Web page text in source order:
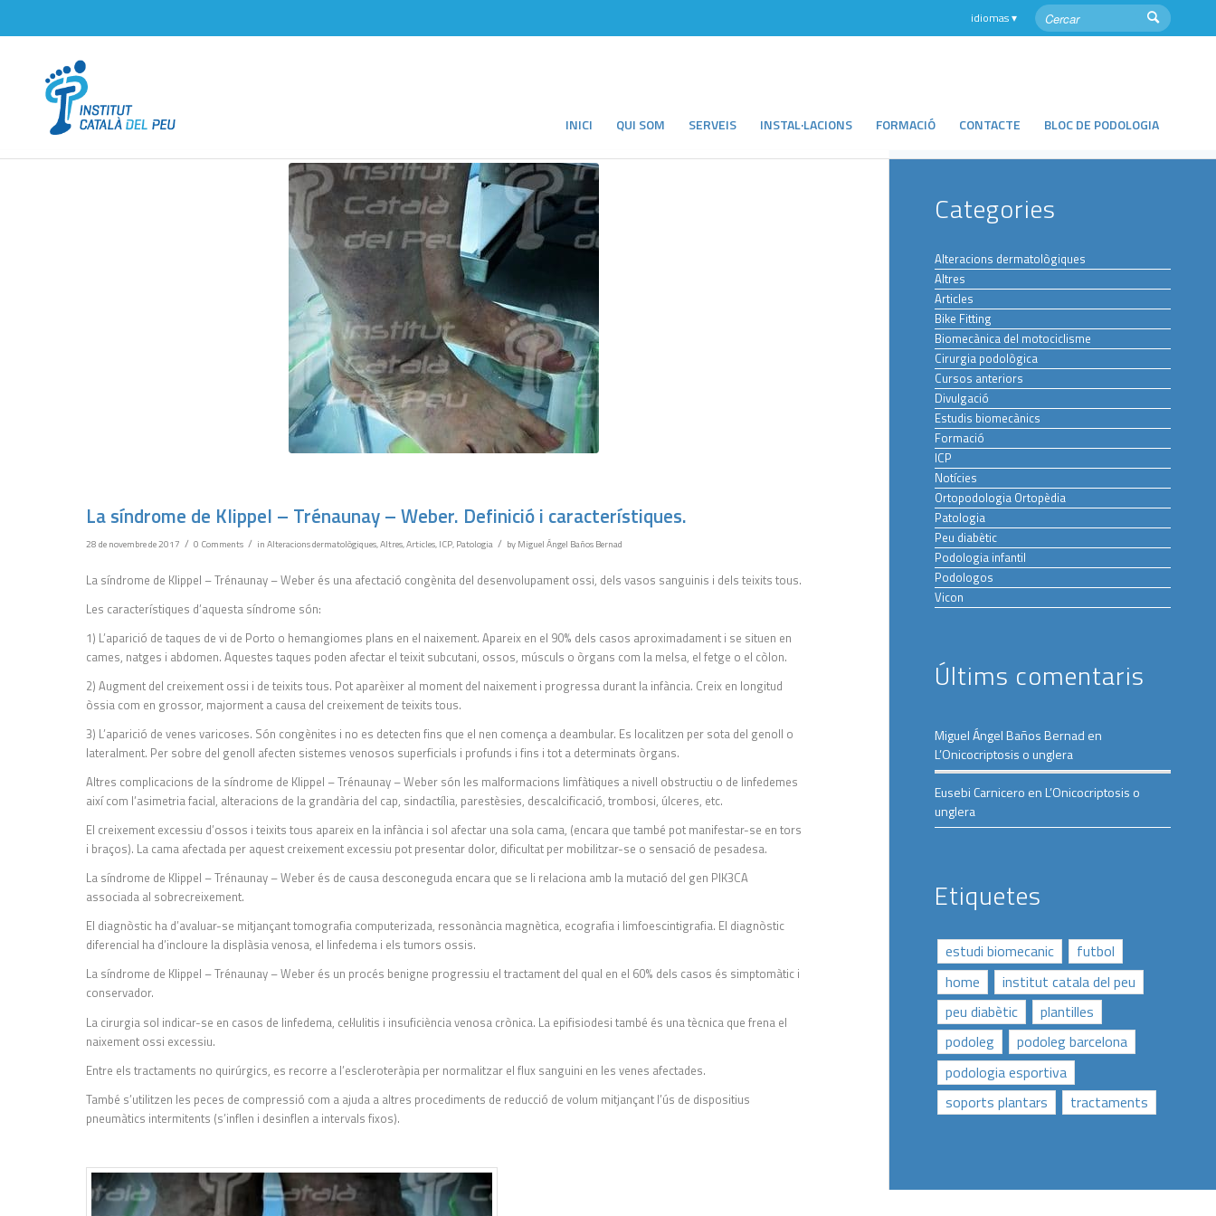
INICI QUI SOM SERVEIS INSTAL·LACIONS FORMACIÓ CONTACTE BLOC DE PODOLOGIA
La síndrome de Klippel – Trénaunay – Weber. Definició i característiques.
28 de novembre de 2017 / 0 Comments / inAlteracions dermatològiques,Altres,Articles,ICP,Patologia / byMiguel Ángel Baños Bernad
La síndrome de Klippel – Trénaunay – Weber és una afectació congènita del desenvolupament ossi, dels vasos sanguinis i dels teixits tous.
Les característiques d’aquesta síndrome són:
1) L’aparició de taques de vi de Porto o hemangiomes plans en el naixement. Apareix en el 90% dels casos aproximadament i se situen en
cames, natges i abdomen. Aquestes taques poden afectar el teixit subcutani, ossos, músculs o òrgans com la melsa, el fetge o el còlon.
2) Augment del creixement ossi i de teixits tous. Pot aparèixer al moment del naixement i progressa durant la infància. Creix en longitud
òssia com en grossor, majorment a causa del creixement de teixits tous.
3) L’aparició de venes varicoses. Són congènites i no es detecten fins que el nen comença a deambular. Es localitzen per sota del genoll o
lateralment. Per sobre del genoll afecten sistemes venosos superficials i profunds i fins i tot a determinats òrgans.
Altres complicacions de la síndrome de Klippel – Trénaunay – Weber són les malformacions limfàtiques a nivell obstructiu o de linfedemes
així com l’asimetria facial, alteracions de la grandària del cap, sindactília, parestèsies, descalcificació, trombosi, úlceres, etc.
El creixement excessiu d’ossos i teixits tous apareix en la infància i sol afectar una sola cama, (encara que també pot manifestar-se en tors
i braços). La cama afectada per aquest creixement excessiu pot presentar dolor, dificultat per mobilitzar-se o sensació de pesadesa.
La síndrome de Klippel – Trénaunay – Weber és de causa desconeguda encara que se li relaciona amb la mutació del gen PIK3CA
associada al sobrecreixement.
El diagnòstic ha d’avaluar-se mitjançant tomografia computerizada, ressonància magnètica, ecografia i limfoescintigrafia. El diagnòstic
diferencial ha d’incloure la displàsia venosa, el linfedema i els tumors ossis.
La síndrome de Klippel – Trénaunay – Weber és un procés benigne progressiu el tractament del qual en el 60% dels casos és simptomàtic i
conservador.
La cirurgia sol indicar-se en casos de linfedema, cel·lulitis i insuficiència venosa crònica. La epifisiodesi també és una tècnica que frena el
naixement ossi excessiu.
Entre els tractaments no quirúrgics, es recorre a l’escleroteràpia per normalitzar el flux sanguini en les venes afectades.
També s’utilitzen les peces de compressió com a ajuda a altres procediments de reducció de volum mitjançant l’ús de dispositius
pneumàtics intermitents (s’inflen i desinflen a intervals fixos).
Categories
Alteracions dermatològiques
Altres
Articles
Bike Fitting
Biomecànica del motociclisme
Cirurgia podològica
Cursos anteriors
Divulgació
Estudis biomecànics
Formació
ICP
Notícies
Ortopodologia Ortopèdia
Patologia
Peu diabètic
Podologia infantil
Podologos
Vicon
Últims comentaris
Miguel Ángel Baños Bernad en
L’Onicocriptosis o unglera
Eusebi Carnicero enL’Onicocriptosis o
unglera
Etiquetes
estudi biomecanic
futbol
home
institut catala del peu
peu diabètic
plantilles
podoleg
podoleg barcelona
podologia esportiva
soports plantars
tractaments